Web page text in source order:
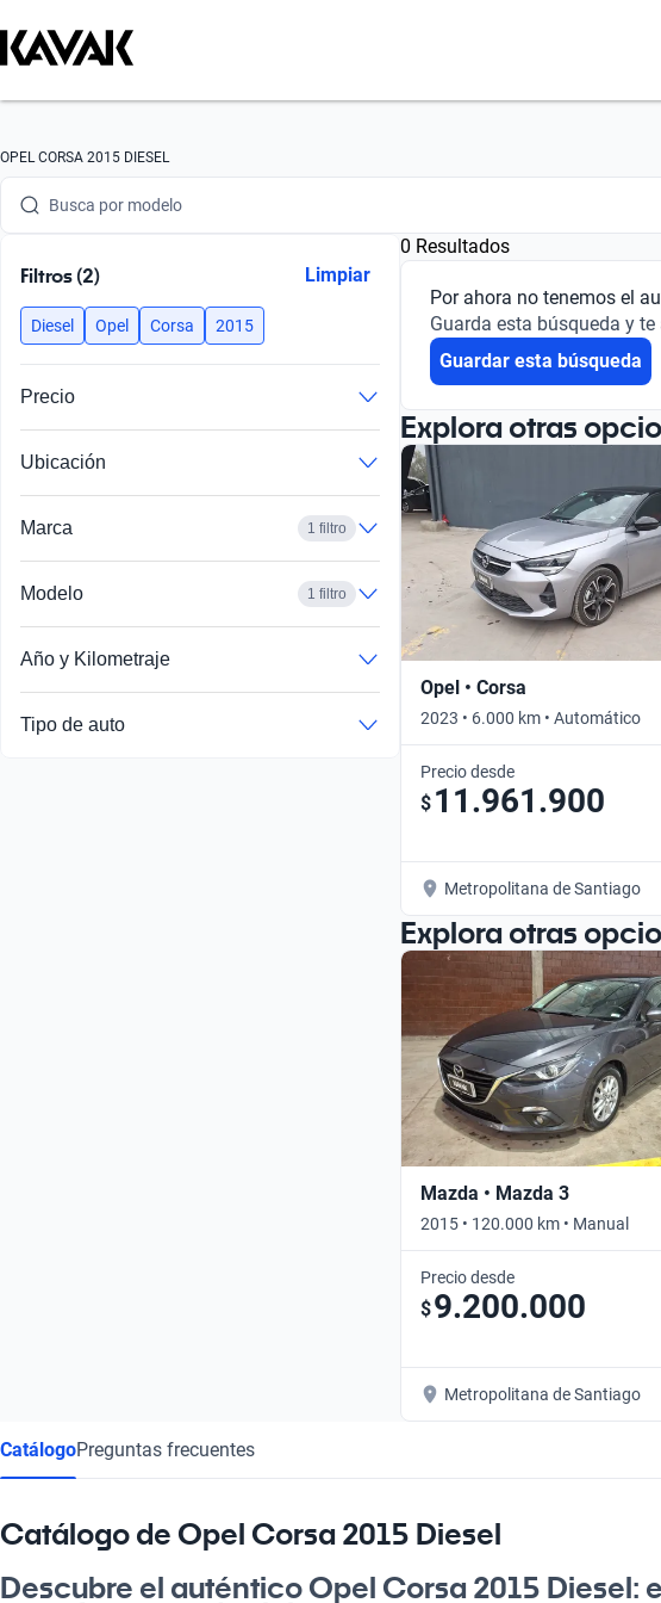
OPEL CORSA 2015 DIESEL
Busca por marca
Busca por modelo
Busca por año
Busca por marca
Busca por versión
Busca por año
Filtros (2) Limpiar
Diesel Opel Corsa 2015
Precio
Ubicación
Marca 1 filtro
Modelo 1 filtro
Año y Kilometraje
Tipo de auto
0 Resultados
Por ahora no tenemos el
Guarda esta búsqueda y
Guardar esta búsqueda
Explora otras
Opel • Corsa
2023 • 6.000 km • Automático
Precio desde
$ 11.961.900
Metropolitana de Santiago
Explora otras
Mazda • Mazda 3
2015 • 120.000 km • Manual
Precio desde
$9.200.000
Metropolitana de Santiago
CatálogoPreguntas frecuentes
Catálogo de Opel Corsa 2015 Diesel
Descubre el auténtico Opel Corsa 2015 Diesel: